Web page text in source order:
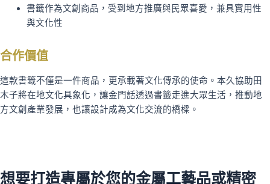
書籤作為文創商品，受到地方推廣與民眾喜愛，兼具實用性
與文化性
合作價值
這款書籤不僅是一件商品，更承載著文化傳承的使命。本久協助田
木子將在地文化具象化，讓金門話透過書籤走進大眾生活，推動地
方文創產業發展，也讓設計成為文化交流的橋樑。
想要打造專屬於您的金屬工藝品或精密